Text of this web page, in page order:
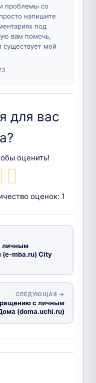
проблемы со
напишите
под
вам помочь,
существует мой
для вас
оценить!
оценок: 1
личным
(e-mba.ru) City
СЛЕДУЮЩАЯ →
с личным
(doma.uchi.ru)